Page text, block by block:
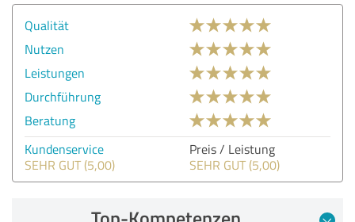
Qualität
Nutzen
Leistungen
Durchführung
Beratung
Kundenservice
SEHR GUT (5,00)
Preis / Leistung
SEHR GUT (5,00)